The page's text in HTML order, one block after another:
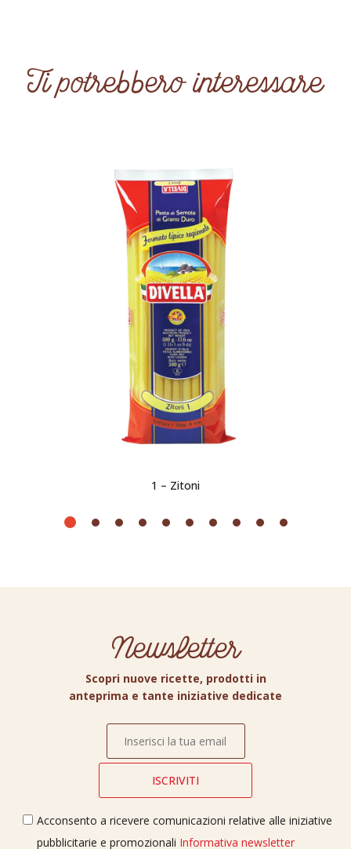
Ti potrebbero interessare
1 – Zitoni
Newsletter
Scopri nuove ricette, prodotti in
anteprima e tante iniziative dedicate
Acconsento a ricevere comunicazioni relative alle iniziative
pubblicitarie e promozionali Informativa newsletter